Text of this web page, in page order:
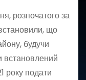
розпочатого за
що
будучи
встановлений
року подати